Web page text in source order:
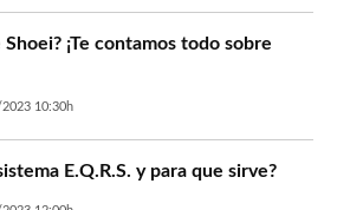
¡Te contamos todo sobre
10:30h
E.Q.R.S. y para que sirve?